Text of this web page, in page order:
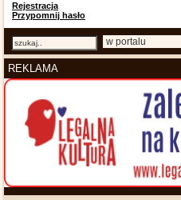
Rejestracja
Przypomnij hasło
REKLAMA